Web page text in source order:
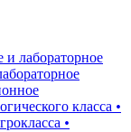
и лабораторное
класса •
•